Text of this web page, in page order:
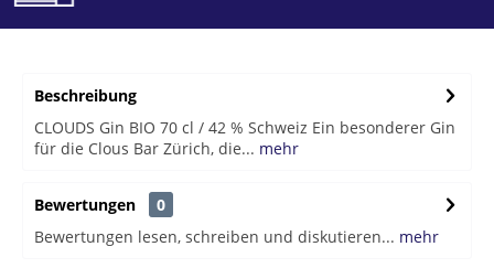
Beschreibung
CLOUDS Gin BIO 70 cl / 42 % Schweiz Ein besonderer Gin
für die Clous Bar Zürich, die... mehr
Bewertungen
0
Bewertungen lesen, schreiben und diskutieren... mehr